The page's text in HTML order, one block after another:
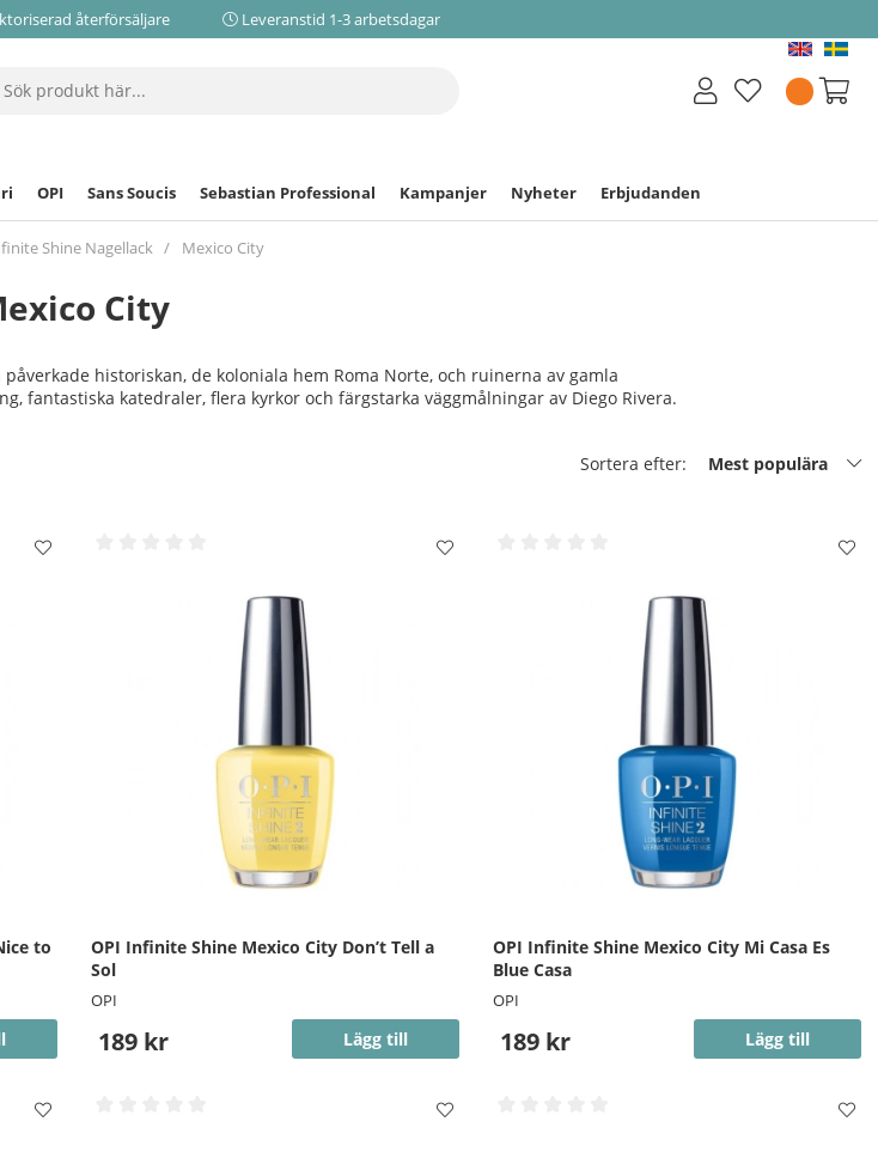
återförsäljare Leveranstid 1-3 arbetsdagar
OPI Sans Soucis Sebastian Professional Kampanjer Nyheter Erbjudanden
Shine Nagellack Mexico City
City
historiskan, de koloniala hem Roma Norte, och ruinerna av gamla
fantastiska katedraler, flera kyrkor och färgstarka väggmålningar av Diego Rivera.
Sortera efter:
Mest populära
to
OPI Infinite Shine Mexico City Don’t Tell a
Sol
OPI
189 kr Lägg till
OPI Infinite Shine Mexico City Mi Casa Es
Blue Casa
OPI
189 kr Lägg till